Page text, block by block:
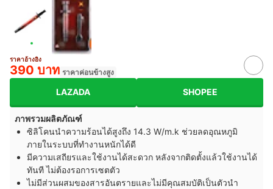
ราคาอ้างอิง
390 บาท ราคาค่อนข้างสูง
LAZADA SHOPEE
ภาพรวมผลิตภัณฑ์
ซิลิโคนนำความร้อนได้สูงถึง 14.3 W/m.k ช่วยลดอุณหภูมิ
ภายในระบบที่ทำงานหนักได้ดี
มีความเสถียรและใช้งานได้สะดวก หลังจากติดตั้งแล้วใช้งานได้
ทันที ไม่ต้องรอการเซตตัว
ไม่มีส่วนผสมของสารอันตรายและไม่มีคุณสมบัติเป็นตัวนำ